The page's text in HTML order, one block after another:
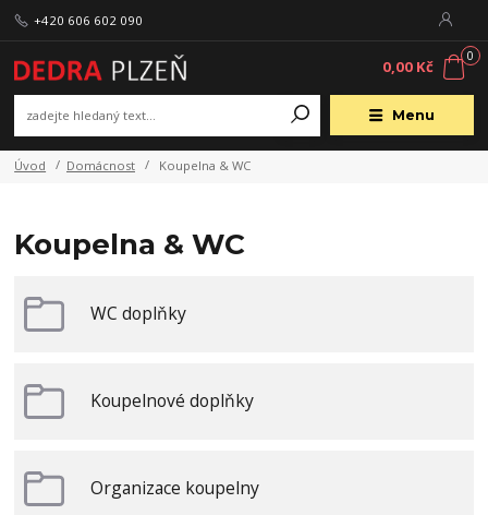
Menu
+420 606 602 090
0
0,00 Kč
Úvod Domácnost Koupelna & WC
Koupelna & WC
WC doplňky
Koupelnové doplňky
Organizace koupelny